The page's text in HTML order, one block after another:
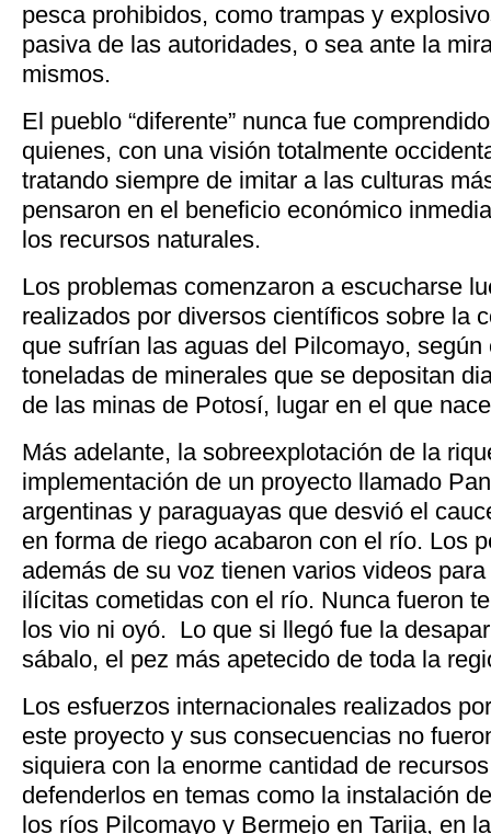
pesca prohibidos, como trampas y
pasiva de las autoridades, o sea ante la
mismos.
El pueblo “diferente” nunca fue
quienes, con una visión totalmente
tratando siempre de imitar a las culturas
pensaron en el beneficio económico
los recursos naturales.
Los problemas comenzaron a escucharse
realizados por diversos científicos sobre la
que sufrían las aguas del Pilcomayo,
toneladas de minerales que se depositan
de las minas de Potosí, lugar en el que
Más adelante, la sobreexplotación de la
implementación de un proyecto llamado
argentinas y paraguayas que desvió el
en forma de riego acabaron con el río. Los
además de su voz tienen varios videos
ilícitas cometidas con el río. Nunca fueron
los vio ni oyó. Lo que si llegó fue la
sábalo, el pez más apetecido de toda la
Los esfuerzos internacionales realizados
este proyecto y sus consecuencias no
siquiera con la enorme cantidad de
defenderlos en temas como la instalación
los ríos Pilcomayo y Bermejo en Tarija, en